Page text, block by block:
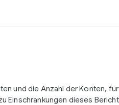
und die Anzahl der Konten,
Einschränkungen dieses